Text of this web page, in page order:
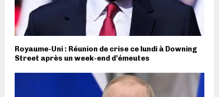
Royaume-Uni : Réunion de crise ce lundi à Downing
Street après un week-end d’émeutes